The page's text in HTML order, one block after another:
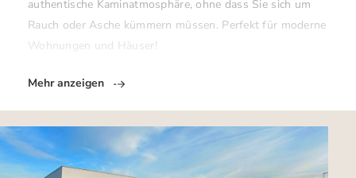
authentische Kaminatmosphäre, ohne dass Sie sich um
Rauch oder Asche kümmern müssen. Perfekt für moderne
Wohnungen und Häuser!
Mehr anzeigen